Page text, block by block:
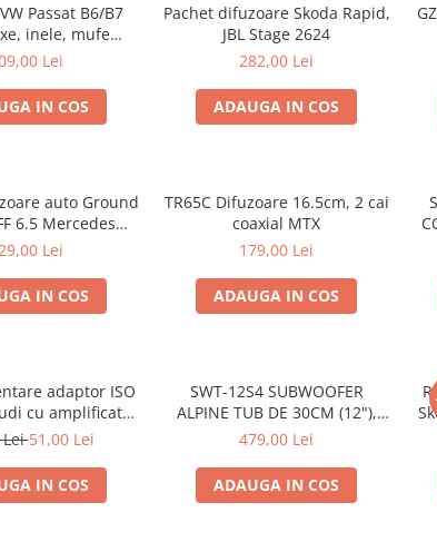
Passat B6/B7
inele, mufe
Excalibur X172
Lei
IN COS
Pachet difuzoare Skoda Rapid,
JBL Stage 2624
282,00 Lei
ADAUGA IN COS
auto Ground
6.5 Mercedes
Sprinter
Lei
IN COS
TR65C Difuzoare 16.5cm, 2 cai
coaxial MTX
179,00 Lei
ADAUGA IN COS
adaptor ISO
cu amplificator
antena
Lei51,00 Lei
IN COS
SWT-12S4 SUBWOOFER
ALPINE TUB DE 30CM (12"),
1000W
479,00 Lei
ADAUGA IN COS